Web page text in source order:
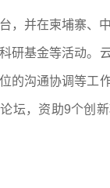
并在柬埔寨、中
研基金等活动。
的沟通协调等工
坛，资助9个创